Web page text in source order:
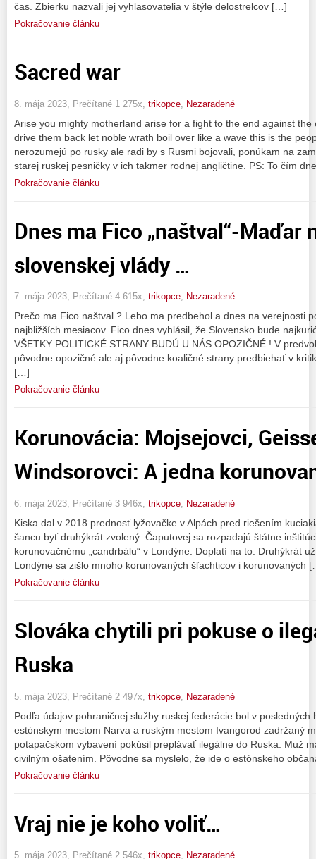
čas. Zbierku nazvali jej vyhlasovatelia v štýle delostrelcov […]
Pokračovanie článku
Sacred war
8. mája 2023, Prečítané 1 275x, trikopce Nezaradené
Arise you mighty motherland arise for a fight to the end against
drive them back let noble wrath boil over like a wave this is the
nerozumejú po rusky ale radi by s Rusmi bojovali, ponúkam na
starej ruskej pesničky v ich takmer rodnej angličtine. PS: To čím
Pokračovanie článku
Dnes ma Fico „naštval“-Maďar
slovenskej vlády …
7. mája 2023, Prečítané 4 615x, trikopce, Nezaradené
Prečo ma Fico naštval ? Lebo ma predbehol a dnes na verejnosti
najbližších mesiacov. Fico dnes vyhlásil, že Slovensko bude
VŠETKY POLITICKÉ STRANY BUDÚ U NÁS OPOZIČNÉ ! V
pôvodne opozičné ale aj pôvodne koaličné strany predbiehať v
[…]
Pokračovanie článku
Korunovácia: Mojsejovci,
Windsorovci: A jedna
6. mája 2023, Prečítané 3 946x, trikopce Nezaradené
Kiska dal v 2018 prednosť lyžovačke v Alpách pred riešením
šancu byť druhýkrát zvolený. Čaputovej sa rozpadajú štátne
korunovačnému „candrbálu“ v Londýne. Doplatí na to. Druhýkrát
Londýne sa zišlo mnoho korunovaných šľachticov i korunovaných
Pokračovanie článku
Slováka chytili pri pokuse o
Ruska
5. mája 2023, Prečítané 2 497x, trikopce Nezaradené
Podľa údajov pohraničnej služby ruskej federácie bol v posledných
estónskym mestom Narva a ruským mestom Ivangorod zadržaný
potapačskom vybavení pokúsil preplávať ilegálne do Ruska. Muž
civilným ošatením. Pôvodne sa myslelo, že ide o estónskeho
Pokračovanie článku
Vraj nie je koho voliť…
5. mája 2023, Prečítané 2 546x, trikopce, Nezaradené